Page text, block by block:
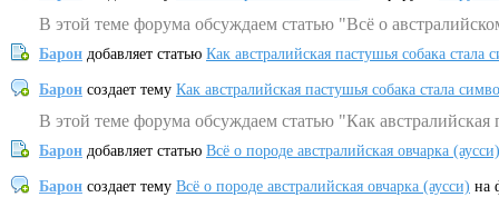
В этой теме форума обсуждаем статью "Всё о
Барон добавляет статью Как австралийская пастушья собака
Барон создает тему Как австралийская пастушья собака стала
В этой теме форума обсуждаем статью "Как
Барон добавляет статью Всё о породе австралийская овчарка (аусси)
Барон создает тему Всё о породе австралийская овчарка (аусси) на